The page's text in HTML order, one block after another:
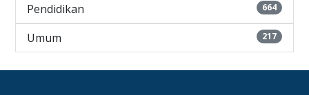
Pendidikan 664
Umum 217